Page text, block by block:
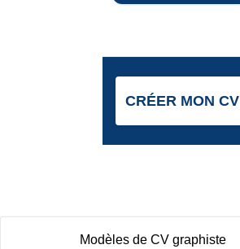
CRÉER MON CV
Modèles de CV graphiste